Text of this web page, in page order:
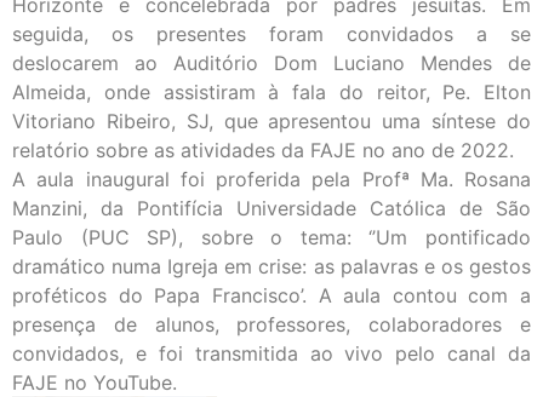
seguida, os presentes foram convidados a se
deslocarem ao Auditório Dom Luciano Mendes de
Almeida, onde assistiram à fala do reitor, Pe. Elton
Vitoriano Ribeiro, SJ, que apresentou uma síntese do
relatório sobre as atividades da FAJE no ano de 2022.
A aula inaugural foi proferida pela Profª Ma. Rosana
Manzini, da Pontifícia Universidade Católica de São
Paulo (PUC SP), sobre o tema: ‘’Um pontificado
dramático numa Igreja em crise: as palavras e os gestos
proféticos do Papa Francisco’. A aula contou com a
presença de alunos, professores, colaboradores e
convidados, e foi transmitida ao vivo pelo canal da
FAJE no YouTube.